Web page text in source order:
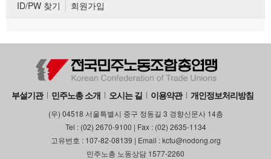
ID/PW 찾기 회원가입
부설기관 민주노총 소개 오시는 길 이용약관 개인정보처리방침
(우) 04518 서울특별시 중구 정동길 3 경향신문사 14층
Tel : (02) 2670-9100 | Fax : (02) 2635-1134
고유번호 : 107-82-08139 | Email : kctu@nodong.org
민주노총 노동상담 1577-2260